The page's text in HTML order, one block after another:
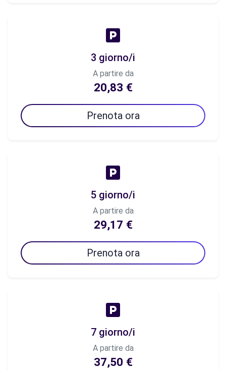
3 giorno/i
A partire da
20,83 €
Prenota ora
5 giorno/i
A partire da
29,17 €
Prenota ora
7 giorno/i
A partire da
37,50 €